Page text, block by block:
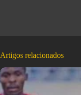
Artigos relacionados